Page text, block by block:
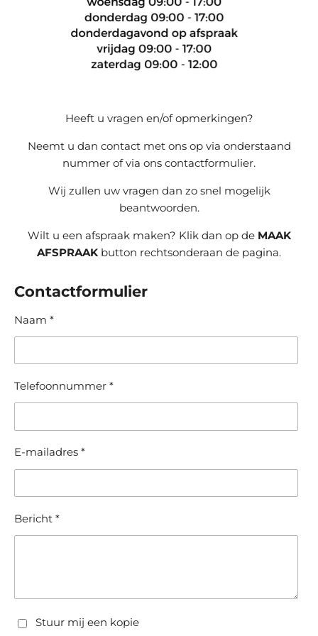
Heeft u vragen en/of opmerkingen?
Neemt u dan contact met ons op via onderstaand
nummer of via ons contactformulier.
Wij zullen uw vragen dan zo snel mogelijk
beantwoorden.
Wilt u een afspraak maken? Klik dan op de MAAK
AFSPRAAK button rechtsonderaan de pagina.
Contactformulier
Naam *
Telefoonnummer *
E-mailadres *
Bericht *
Stuur mij een kopie